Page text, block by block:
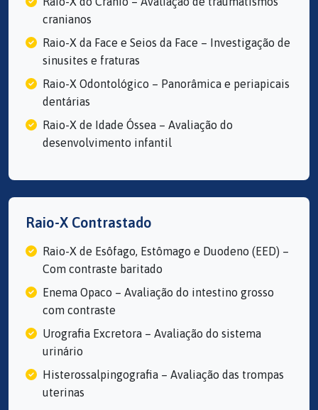
cranianos
Raio-X da Face e Seios da Face – Investigação de
sinusites e fraturas
Raio-X Odontológico – Panorâmica e periapicais
dentárias
Raio-X de Idade Óssea – Avaliação do
desenvolvimento infantil
Raio-X Contrastado
Raio-X de Esôfago, Estômago e Duodeno (EED) –
Com contraste baritado
Enema Opaco – Avaliação do intestino grosso
com contraste
Urografia Excretora – Avaliação do sistema
urinário
Histerossalpingografia – Avaliação das trompas
uterinas